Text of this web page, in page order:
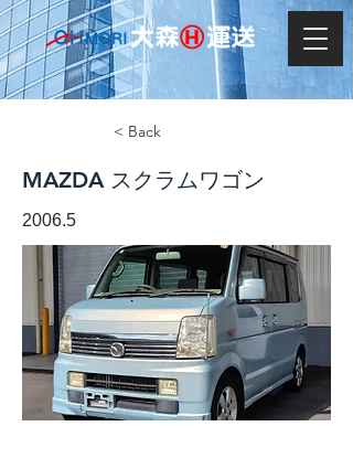
< Back
MAZDA スクラムワゴン
2006.5